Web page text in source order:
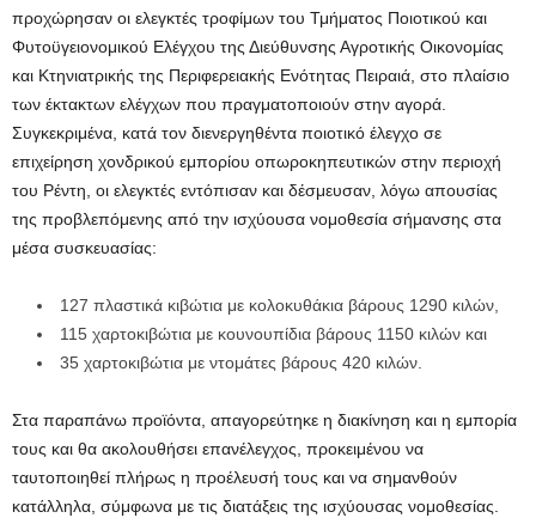
προχώρησαν οι ελεγκτές τροφίμων του Τμήματος Ποιοτικού και
Φυτοϋγειονομικού Ελέγχου της Διεύθυνσης Αγροτικής Οικονομίας
και Κτηνιατρικής της Περιφερειακής Ενότητας Πειραιά, στο πλαίσιο
των έκτακτων ελέγχων που πραγματοποιούν στην αγορά.
Συγκεκριμένα, κατά τον διενεργηθέντα ποιοτικό έλεγχο σε
επιχείρηση χονδρικού εμπορίου οπωροκηπευτικών στην περιοχή
του Ρέντη, οι ελεγκτές εντόπισαν και δέσμευσαν, λόγω απουσίας
της προβλεπόμενης από την ισχύουσα νομοθεσία σήμανσης στα
μέσα συσκευασίας:
127 πλαστικά κιβώτια με κολοκυθάκια βάρους 1290 κιλών,
115 χαρτοκιβώτια με κουνουπίδια βάρους 1150 κιλών και
35 χαρτοκιβώτια με ντομάτες βάρους 420 κιλών.
Στα παραπάνω προϊόντα, απαγορεύτηκε η διακίνηση και η εμπορία
τους και θα ακολουθήσει επανέλεγχος, προκειμένου να
ταυτοποιηθεί πλήρως η προέλευσή τους και να σημανθούν
κατάλληλα, σύμφωνα με τις διατάξεις της ισχύουσας νομοθεσίας.